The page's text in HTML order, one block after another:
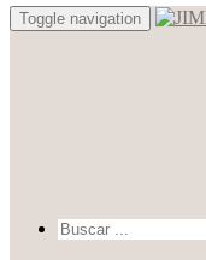
Toggle navigation